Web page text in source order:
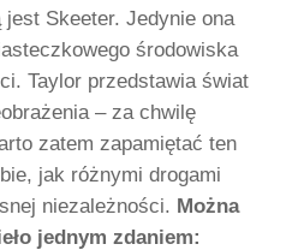
Skeeter. Jedynie ona
środowiska
Taylor przedstawia świat
– za chwilę
zatem zapamiętać ten
jak różnymi drogami
niezależności. Można
jednym zdaniem: